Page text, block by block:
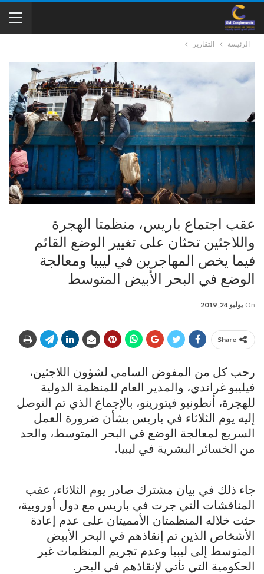
الرئيسة التقارير
عقب اجتماع باريس، منظمتا الهجرة
واللاجئين تحثان على تغيير الوضع القائم
فيما يخص المهاجرين في ليبيا ومعالجة
الوضع في البحر الأبيض المتوسط
On يوليو 24, 2019
Share
رحب كل من المفوض السامي لشؤون اللاجئين،
فيليبو غراندي، والمدير العام للمنظمة الدولية
للهجرة، أنطونيو فيتورينو، بالإجماع الذي تم التوصل
إليه يوم الثلاثاء في باريس بشأن ضرورة العمل
السريع لمعالجة الوضع في البحر المتوسط، والحد
من الخسائر البشرية في ليبيا.
جاء ذلك في بيان مشترك صادر يوم الثلاثاء، عقب
المناقشات التي جرت في باريس مع دول أوروبية،
حثت خلاله المنظمتان الأمميتان على عدم إعادة
الأشخاص الذين تم إنقاذهم في البحر الأبيض
المتوسط إلى ليبيا وعدم تجريم المنظمات غير
الحكومية التي تأتي لإنقاذهم في البحر.